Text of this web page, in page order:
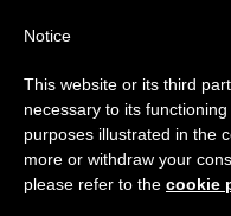
Notice
This website or its third
necessary to its
purposes illustrated in the
more or withdraw your
please refer to the cookie